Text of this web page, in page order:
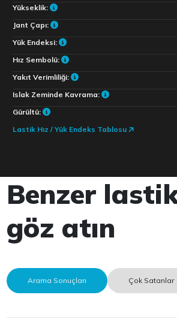
Yükseklik:
Jant Çapı:
Yük Endeksi:
Hız Sembolü:
Yakıt Verimliliği:
Islak Zeminde Kavrama:
Gürültü:
Lastik Hız / Yük Endeks Tablosu
Benzer
göz atın
Arama Sonuçları Çok Satanlar